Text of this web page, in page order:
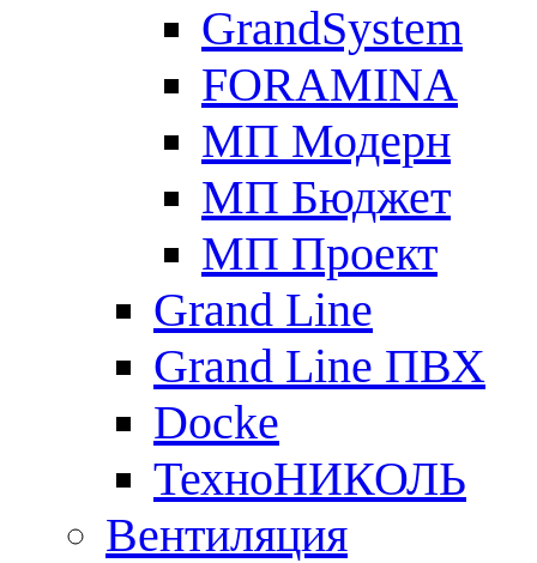
GrandSystem
FORAMINA
МП Модерн
МП Бюджет
МП Проект
Grand Line
Grand Line ПВХ
Docke
ТехноНИКОЛЬ
Вентиляция